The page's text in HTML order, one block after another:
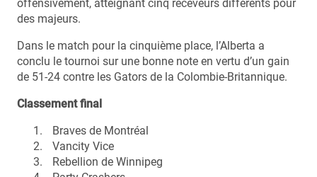
offensivement, atteignant cinq receveurs différents pour
des majeurs.
Dans le match pour la cinquième place, l’Alberta a
conclu le tournoi sur une bonne note en vertu d’un gain
de 51-24 contre les Gators de la Colombie-Britannique.
Classement final
Braves de Montréal
Vancity Vice
Rebellion de Winnipeg